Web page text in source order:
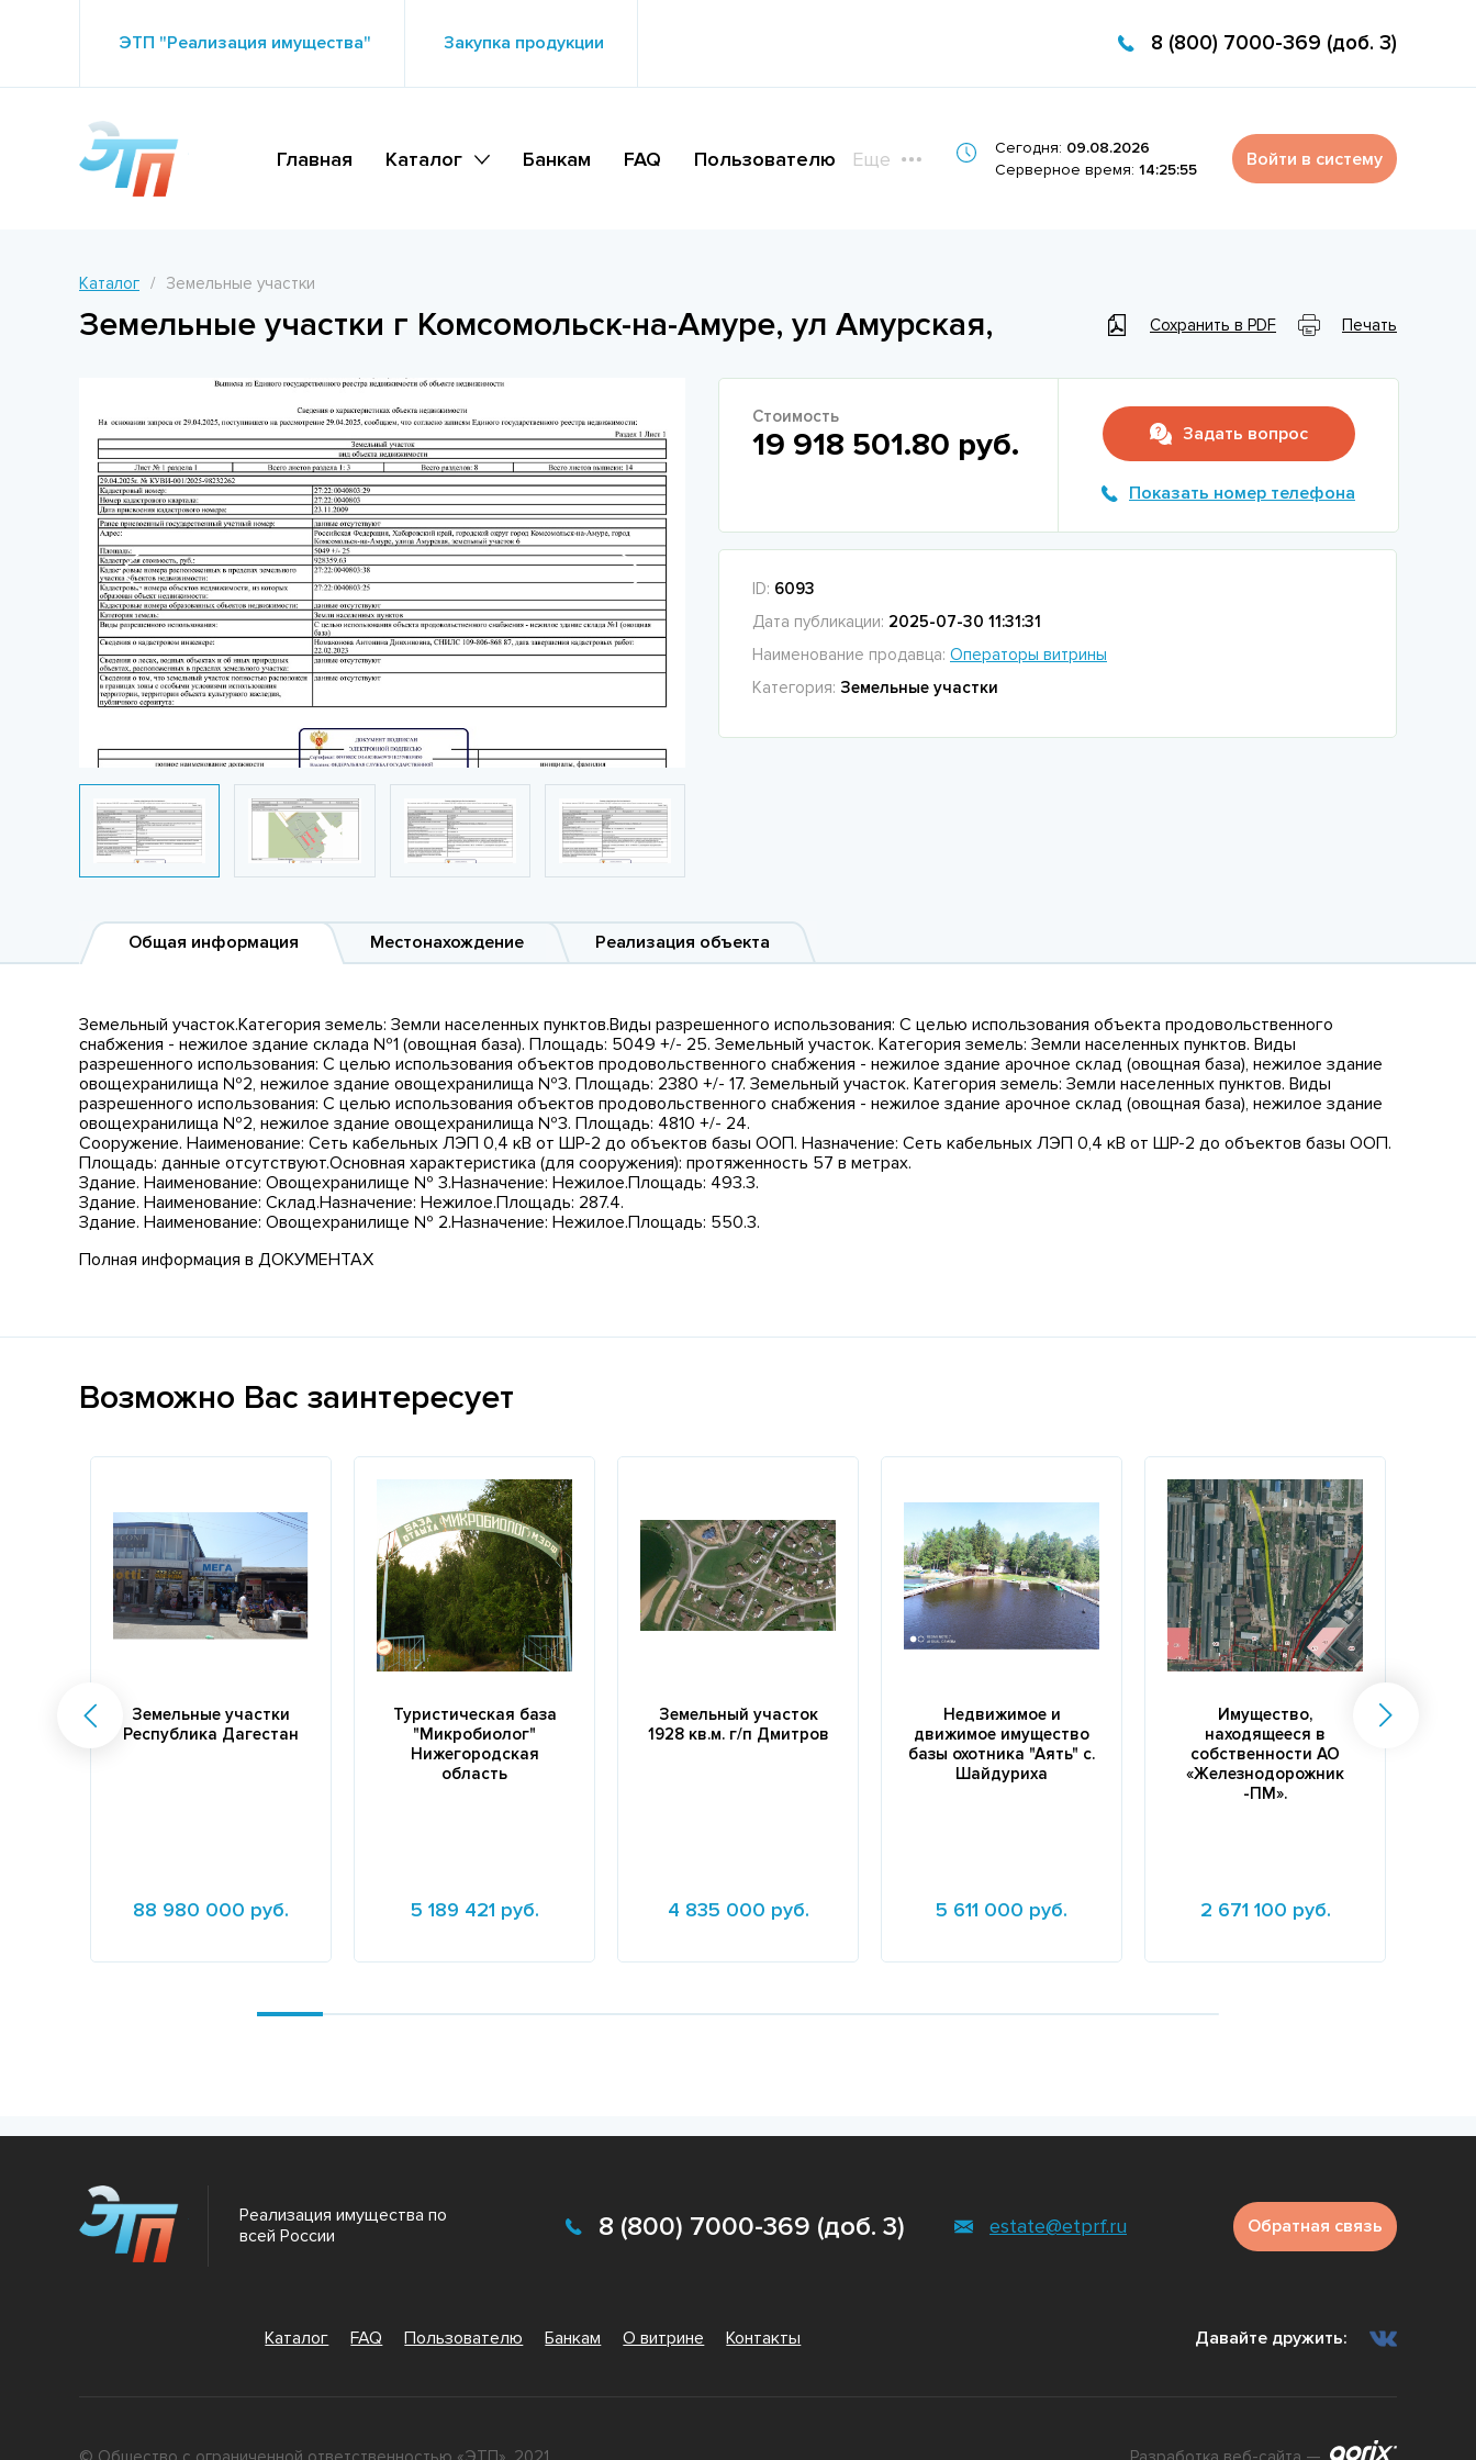
ЭТП "Реализация имущества" Закупка продукции 8 (800) 7000-369 (доб. 3)
Главная Каталог Банкам FAQ Пользователю Еще Сегодня: 09.08.2026
Серверное время: 14:25:55 Войти в систему
Каталог Земельные участки
Земельные участки г Комсомольск-на-Амуре, ул Амурская, Сохранить в PDF Печать
Стоимость
19 918 501.80 руб. Задать вопрос
Показать номер телефона
ID: 6093
Дата публикации: 2025-07-30 11:31:31
Наименование продавца: Операторы витрины
Категория: Земельные участки
Общая информация Местонахождение Реализация объекта
Земельный участок.Категория земель: Земли населенных пунктов.Виды разрешенного использования: С целью использования объекта продовольственного
снабжения - нежилое здание склада №1 (овощная база). Площадь: 5049 +/- 25. Земельный участок. Категория земель: Земли населенных пунктов. Виды
разрешенного использования: С целью использования объектов продовольственного снабжения - нежилое здание арочное склад (овощная база), нежилое здание
овощехранилища №2, нежилое здание овощехранилища №3. Площадь: 2380 +/- 17. Земельный участок. Категория земель: Земли населенных пунктов. Виды
разрешенного использования: С целью использования объектов продовольственного снабжения - нежилое здание арочное склад (овощная база), нежилое здание
овощехранилища №2, нежилое здание овощехранилища №3. Площадь: 4810 +/- 24.
Сооружение. Наименование: Сеть кабельных ЛЭП 0,4 кВ от ШР-2 до объектов базы ООП. Назначение: Сеть кабельных ЛЭП 0,4 кВ от ШР-2 до объектов базы ООП.
Площадь: данные отсутствуют.Основная характеристика (для сооружения): протяженность 57 в метрах.
Здание. Наименование: Овощехранилище № 3.Назначение: Нежилое.Площадь: 493.3.
Здание. Наименование: Склад.Назначение: Нежилое.Площадь: 287.4.
Здание. Наименование: Овощехранилище № 2.Назначение: Нежилое.Площадь: 550.3.
Полная информация в ДОКУМЕНТАХ
Возможно Вас заинтересует
Земельные участки
Республика Дагестан
88 980 000 руб.
Туристическая база
"Микробиолог"
Нижегородская
область
5 189 421 руб.
Земельный участок
1928 кв.м. г/п Дмитров
4 835 000 руб.
Недвижимое и
движимое имущество
базы охотника "Аять" с.
Шайдуриха
5 611 000 руб.
Имущество,
находящееся в
собственности АО
«Железнодорожник
-ПМ».
2 671 100 руб.
Реализация имущества по
всей России
8 (800) 7000-369 (доб. 3) estate@etprf.ru Обратная связь
Каталог FAQ Пользователю Банкам О витрине Контакты Давайте дружить: